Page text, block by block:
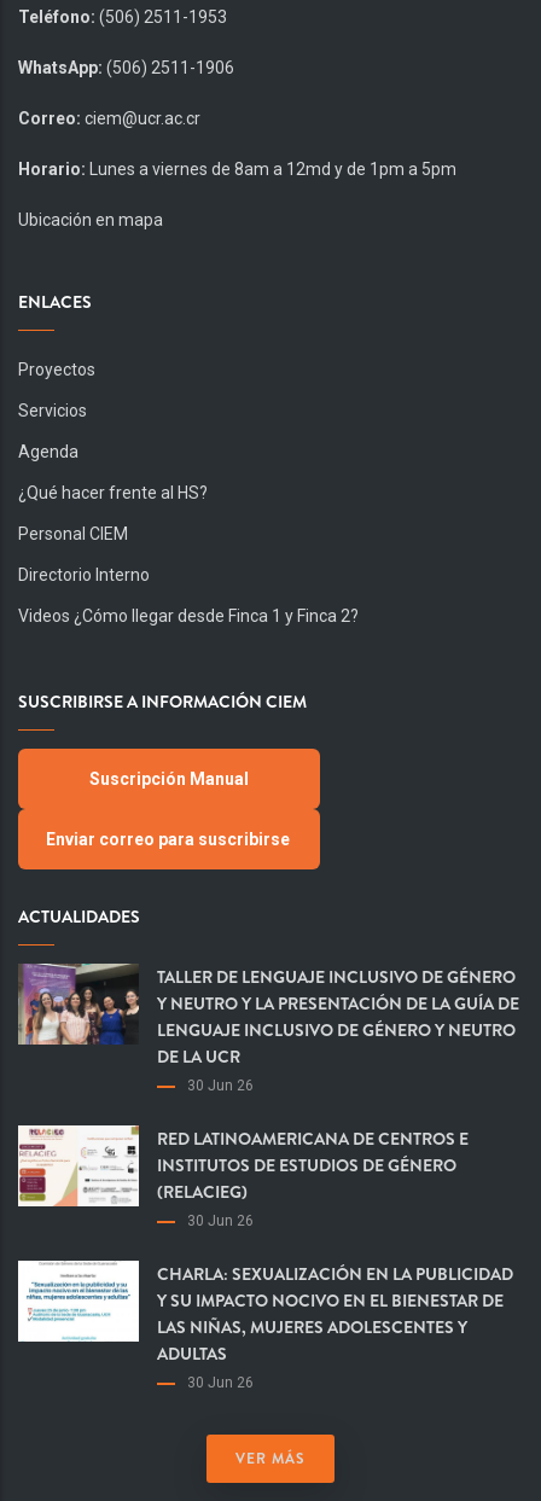
Teléfono: (506) 2511-1953
WhatsApp: (506) 2511-1906
Correo: ciem@ucr.ac.cr
Horario: Lunes a viernes de 8am a 12md y de 1pm a 5pm
Ubicación en mapa
ENLACES
Proyectos
Servicios
Agenda
¿Qué hacer frente al HS?
Personal CIEM
Directorio Interno
Videos ¿Cómo llegar desde Finca 1 y Finca 2?
SUSCRIBIRSE A INFORMACIÓN CIEM
Suscripción Manual
Enviar correo para suscribirse
ACTUALIDADES
TALLER DE LENGUAJE INCLUSIVO DE GÉNERO
Y NEUTRO Y LA PRESENTACIÓN DE LA GUÍA DE
LENGUAJE INCLUSIVO DE GÉNERO Y NEUTRO
DE LA UCR
30 Jun 26
RED LATINOAMERICANA DE CENTROS E
INSTITUTOS DE ESTUDIOS DE GÉNERO
(RELACIEG)
30 Jun 26
CHARLA: SEXUALIZACIÓN EN LA PUBLICIDAD
Y SU IMPACTO NOCIVO EN EL BIENESTAR DE
LAS NIÑAS, MUJERES ADOLESCENTES Y
ADULTAS
30 Jun 26
VER MÁS